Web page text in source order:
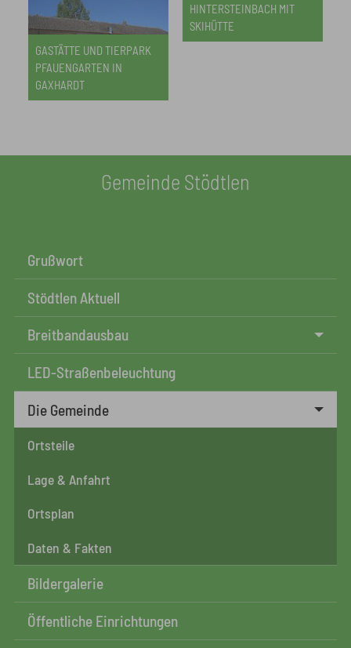
GASTÄTTE UND TIERPARK
PFAUENGARTEN IN
GAXHARDT
HINTERSTEINBACH MIT
SKIHÜTTE
Gemeinde Stödtlen
Grußwort
Stödtlen Aktuell
Breitbandausbau
LED-Straßenbeleuchtung
Die Gemeinde
Ortsteile
Lage & Anfahrt
Ortsplan
Daten & Fakten
Bildergalerie
Öffentliche Einrichtungen